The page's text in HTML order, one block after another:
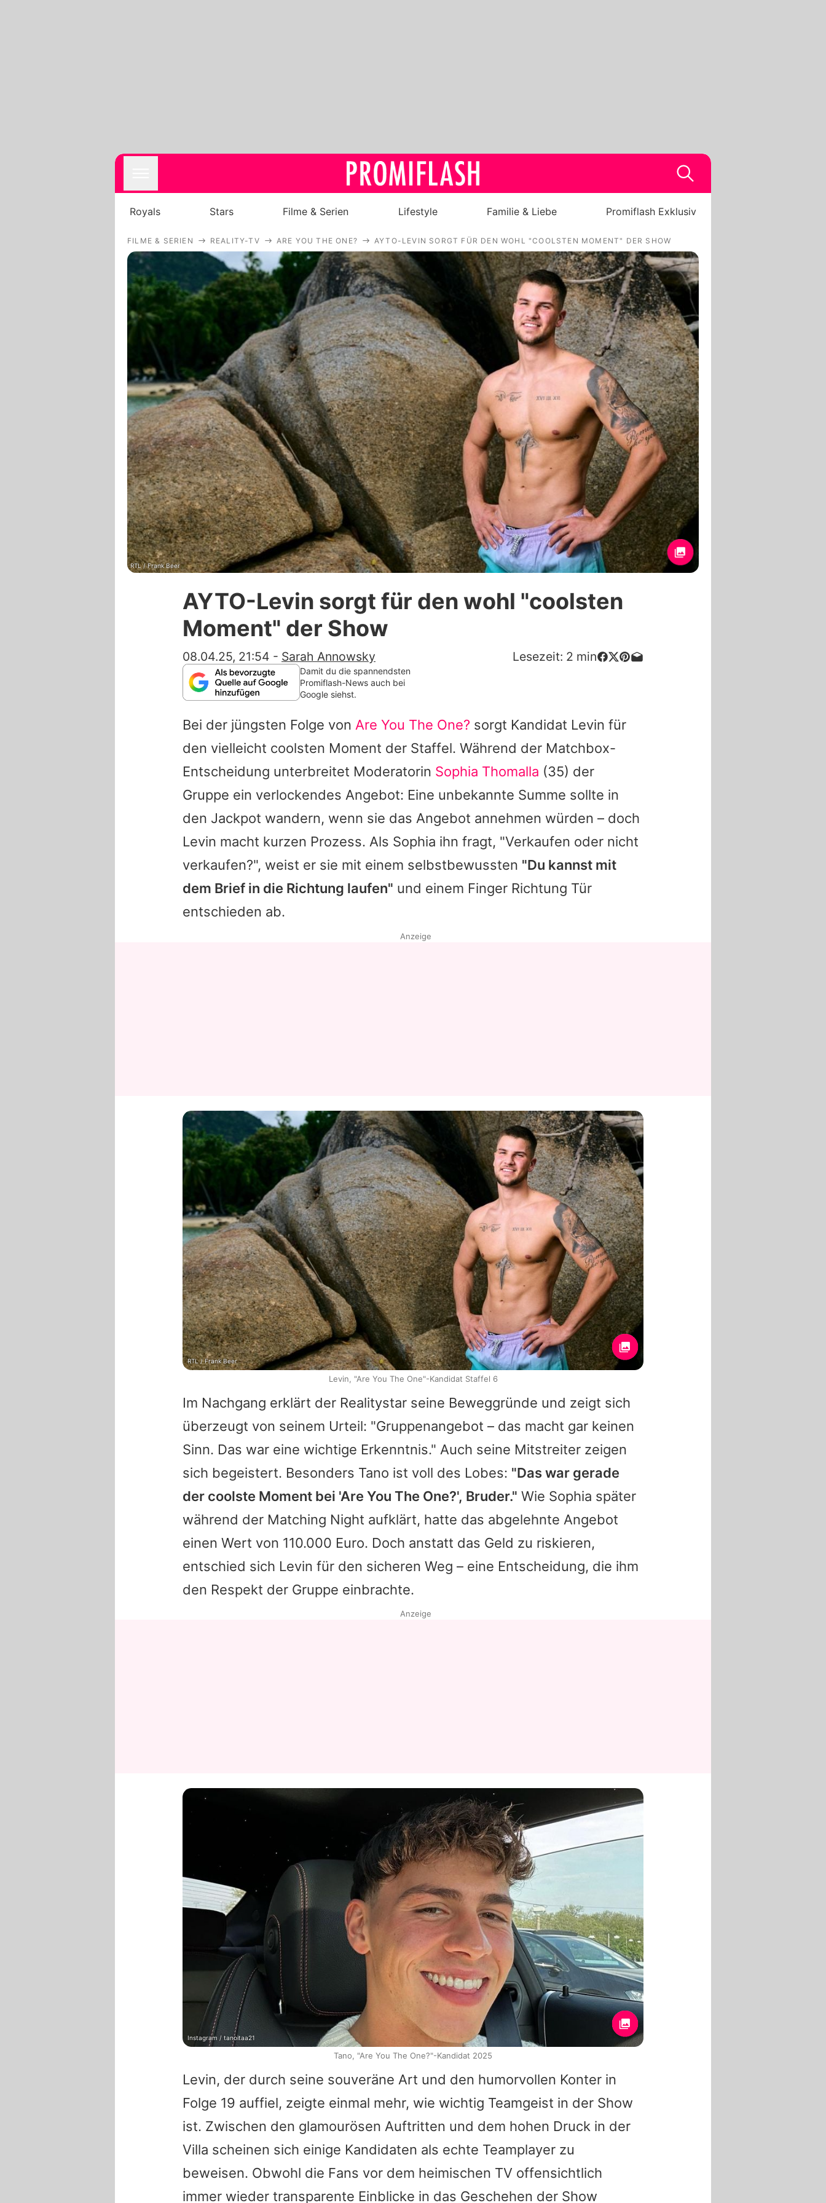
Royals
Stars
Filme & Serien
Lifestyle
Familie & Liebe
Promiflash Exklusiv
Alle Themen auf Promiflash
Jobs
App runterladen
Team
Redaktionelle Richtlinien
Impressum
Datenschutzerklärung
Nutzungsbedingungen
Utiq verwalten
Royals Stars Filme & Serien Lifestyle Familie & Liebe Promiflash Exklusiv
FILME & SERIEN REALITY-TV ARE YOU THE ONE? AYTO-LEVIN SORGT FÜR DEN WOHL "COOLSTEN MOMENT" DER SHOW
RTL / Frank Beer
AYTO-Levin sorgt für den wohl "coolsten
Moment" der Show
08.04.25, 21:54 - Sarah Annowsky Lesezeit: 2 min
Damit du die spannendsten
Promiflash-News auch bei
Google siehst.
Bei der jüngsten Folge von Are You The One? sorgt Kandidat Levin für
den vielleicht coolsten Moment der Staffel. Während der Matchbox-
Entscheidung unterbreitet Moderatorin Sophia Thomalla (35) der
Gruppe ein verlockendes Angebot: Eine unbekannte Summe sollte in
den Jackpot wandern, wenn sie das Angebot annehmen würden – doch
Levin macht kurzen Prozess. Als Sophia ihn fragt, "Verkaufen oder nicht
verkaufen?", weist er sie mit einem selbstbewussten "Du kannst mit
dem Brief in die Richtung laufen" und einem Finger Richtung Tür
entschieden ab.
Im Nachgang erklärt der Realitystar seine Beweggründe und zeigt sich
überzeugt von seinem Urteil: "Gruppenangebot – das macht gar keinen
Sinn. Das war eine wichtige Erkenntnis." Auch seine Mitstreiter zeigen
sich begeistert. Besonders Tano ist voll des Lobes: "Das war gerade
der coolste Moment bei 'Are You The One?', Bruder." Wie Sophia später
während der Matching Night aufklärt, hatte das abgelehnte Angebot
einen Wert von 110.000 Euro. Doch anstatt das Geld zu riskieren,
entschied sich Levin für den sicheren Weg – eine Entscheidung, die ihm
den Respekt der Gruppe einbrachte.
Levin, der durch seine souveräne Art und den humorvollen Konter in
Folge 19 auffiel, zeigte einmal mehr, wie wichtig Teamgeist in der Show
ist. Zwischen den glamourösen Auftritten und dem hohen Druck in der
Villa scheinen sich einige Kandidaten als echte Teamplayer zu
beweisen. Obwohl die Fans vor dem heimischen TV offensichtlich
immer wieder transparente Einblicke in das Geschehen der Show
Anzeige
RTL / Frank Beer
Levin, "Are You The One"-Kandidat Staffel 6
Anzeige
Instagram / tanoitaa21
Tano, "Are You The One?"-Kandidat 2025